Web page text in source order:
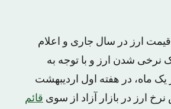
ارز در سال جاری و اعلام
شدن ارز و با توجه به
یک ماه، در هفته اول اردیبهشت
نرخ ارز در بازار آزاد از سوی قائم